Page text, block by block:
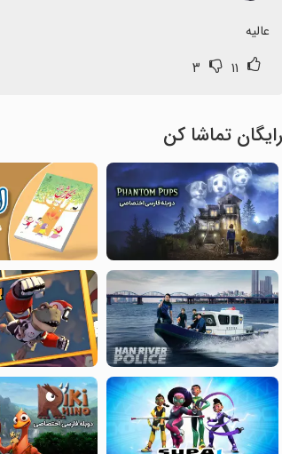
عالیه
۱۱ ۳
رایگان تماشا کن